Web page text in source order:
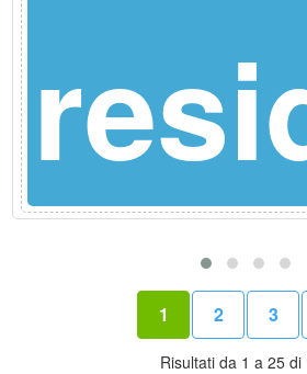
1 2 3
Risultati da 1 a 25 di